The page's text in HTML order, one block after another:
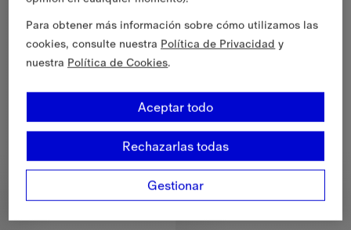
Niños de 4 a 14 años
Para obtener más información sobre cómo utilizamos las
cookies, consulte nuestra Política de Privacidad y
nuestra Política de Cookies.
Gestionar
Rechazarlas todas
Aceptar todo